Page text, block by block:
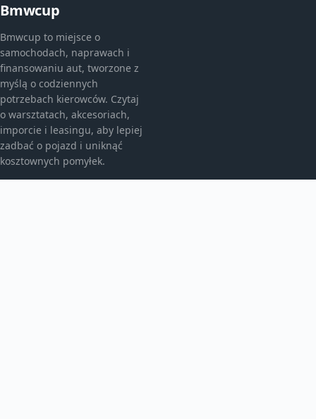
Bmwcup
Bmwcup to miejsce o
samochodach, naprawach i
finansowaniu aut, tworzone z
myślą o codziennych
potrzebach kierowców. Czytaj
o warsztatach, akcesoriach,
imporcie i leasingu, aby lepiej
zadbać o pojazd i uniknąć
kosztownych pomyłek.